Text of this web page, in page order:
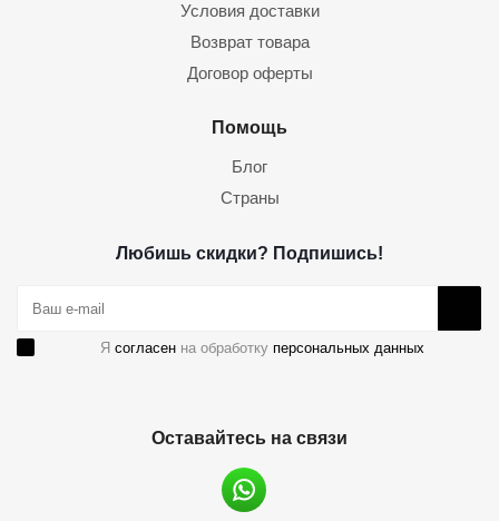
Условия доставки
Возврат товара
Договор оферты
Помощь
Блог
Страны
Любишь скидки? Подпишись!
Я согласен на обработку персональных данных
Оставайтесь на связи